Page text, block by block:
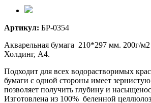
Артикул: БР-0354
Акварельная бумага 210*297 мм. 200г/
Холдинг, А4.
Подходит для всех водорастворимых
бумаги с одной стороны имеет зернистую
позволяет получить глубину и
Изготовлена из 100% беленной